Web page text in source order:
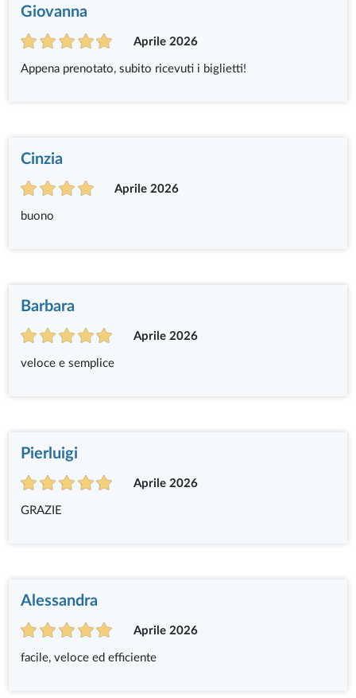
Giovanna
Aprile 2026
Appena prenotato, subito ricevuti i biglietti!
Cinzia
Aprile 2026
buono
Barbara
Aprile 2026
veloce e semplice
Pierluigi
Aprile 2026
GRAZIE
Alessandra
Aprile 2026
facile, veloce ed efficiente